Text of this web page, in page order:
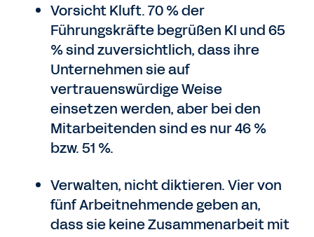
Vorsicht Kluft. 70 % der
Führungskräfte begrüßen KI und 65
% sind zuversichtlich, dass ihre
Unternehmen sie auf
vertrauenswürdige Weise
einsetzen werden, aber bei den
Mitarbeitenden sind es nur 46 %
bzw. 51 %.
Verwalten, nicht diktieren. Vier von
fünf Arbeitnehmende geben an,
dass sie keine Zusammenarbeit mit